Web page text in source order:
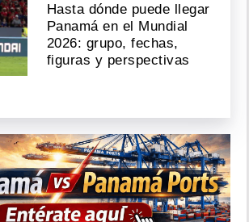
Hasta dónde puede llegar
Panamá en el Mundial
2026: grupo, fechas,
figuras y perspectivas